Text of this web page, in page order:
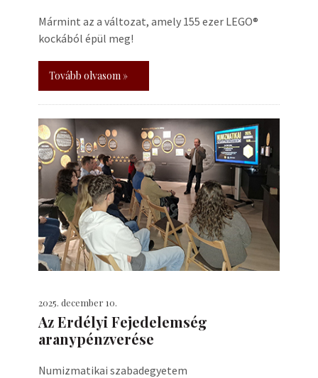
Mármint az a változat, amely 155 ezer LEGO®
kockából épül meg!
Tovább olvasom »
2025. december 10.
Az Erdélyi Fejedelemség
aranypénzverése
Numizmatikai szabadegyetem